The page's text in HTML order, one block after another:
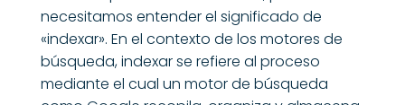
necesitamos entender el significado de
«indexar». En el contexto de los motores de
búsqueda, indexar se refiere al proceso
mediante el cual un motor de búsqueda